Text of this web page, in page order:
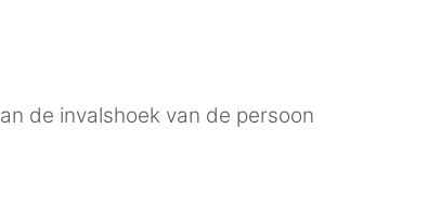
de invalshoek van de persoon